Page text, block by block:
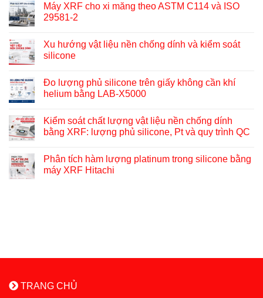
Máy XRF cho xi măng theo ASTM C114 và ISO
29581-2
Xu hướng vật liệu nền chống dính và kiểm soát
silicone
Đo lượng phủ silicone trên giấy không cần khí
helium bằng LAB-X5000
Kiểm soát chất lượng vật liệu nền chống dính
bằng XRF: lượng phủ silicone, Pt và quy trình QC
Phân tích hàm lượng platinum trong silicone bằng
máy XRF Hitachi
TRANG CHỦ